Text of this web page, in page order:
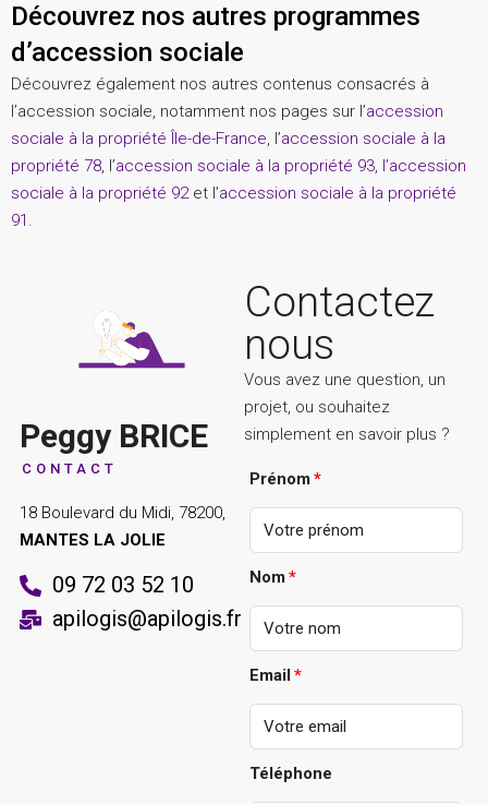
Découvrez nos autres programmes
d’accession sociale
Découvrez également nos autres contenus consacrés à
l’accession sociale, notamment nos pages sur l’accession
sociale à la propriété Île-de-France, l’accession sociale à la
propriété 78, l’accession sociale à la propriété 93, l’accession
sociale à la propriété 92et l’accession sociale à la propriété
91 .
Peggy BRICE
CONTACT
18 Boulevard du Midi, 78200,
MANTES LA JOLIE
09 72 03 52 10
apilogis@apilogis.fr
Contactez
nous
Vous avez une question, un
projet, ou souhaitez
simplement en savoir plus ?
Prénom
Nom
Email
Téléphone